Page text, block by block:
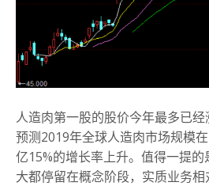
人造肉第一股的股价今年最多已
预测2019年全球人造肉市场规模
亿15%的增长率上升。值得一提
大都停留在概念阶段，实质业务相